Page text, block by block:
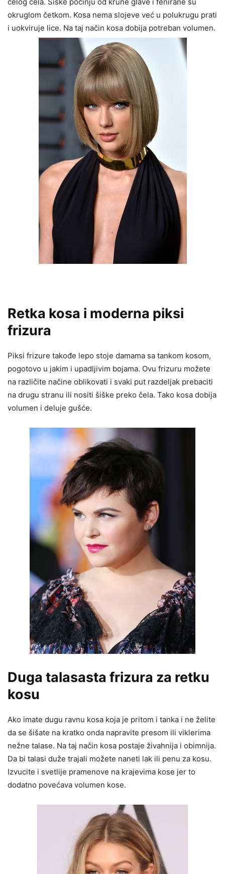
okruglom četkom. Kosa nema slojeve već u polukrugu prati
i uokviruje lice. Na taj način kosa dobija potreban volumen.
Retka kosa i moderna piksi
frizura
Piksi frizure takođe lepo stoje damama sa tankom kosom,
pogotovo u jakim i upadljivim bojama. Ovu frizuru možete
na različite načine oblikovati i svaki put razdeljak prebaciti
na drugu stranu ili nositi šiške preko čela. Tako kosa dobija
volumen i deluje gušće.
Duga talasasta frizura za retku
kosu
Ako imate dugu ravnu kosa koja je pritom i tanka i ne želite
da se šišate na kratko onda napravite presom ili viklerima
nežne talase. Na taj način kosa postaje živahnija i obimnija.
Da bi talasi duže trajali možete naneti lak ili penu za kosu.
Izvucite i svetlije pramenove na krajevima kose jer to
dodatno povećava volumen kose.